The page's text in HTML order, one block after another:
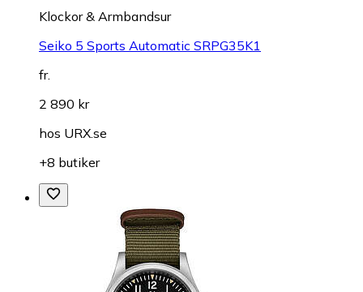
Klockor & Armbandsur
Seiko 5 Sports Automatic SRPG35K1
fr.
2 890 kr
hos URX.se
+8 butiker